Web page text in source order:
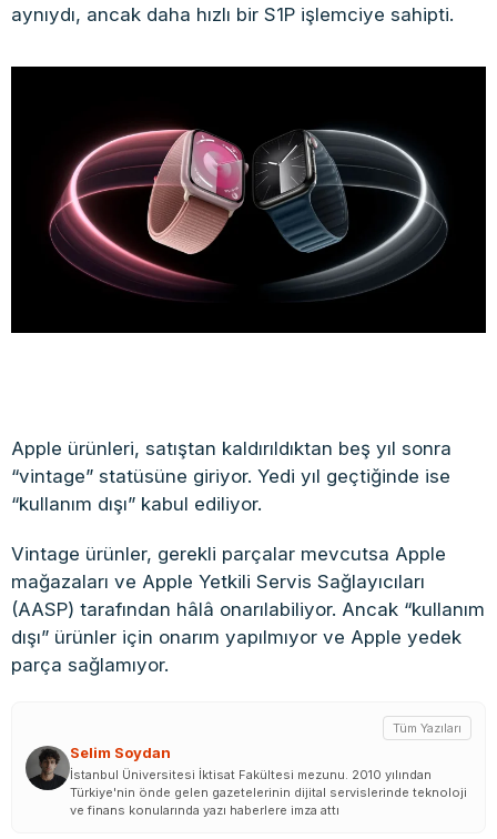
aynıydı, ancak daha hızlı bir S1P işlemciye sahipti.
Apple ürünleri, satıştan kaldırıldıktan beş yıl sonra
“vintage” statüsüne giriyor. Yedi yıl geçtiğinde ise
“kullanım dışı” kabul ediliyor.
Vintage ürünler, gerekli parçalar mevcutsa Apple
mağazaları ve Apple Yetkili Servis Sağlayıcıları
(AASP) tarafından hâlâ onarılabiliyor. Ancak “kullanım
dışı” ürünler için onarım yapılmıyor ve Apple yedek
parça sağlamıyor.
Selim Soydan
Tüm Yazıları
İstanbul Üniversitesi İktisat Fakültesi mezunu. 2010 yılından
Türkiye'nin önde gelen gazetelerinin dijital servislerinde teknoloji
ve finans konularında yazı haberlere imza attı